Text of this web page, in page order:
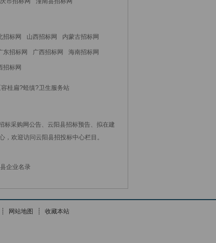
招标网 山西招标网 内蒙古招标网
东招标网 广西招标网 海南招标网
招标网
桂扁?蛏缜?卫生服务站
标采购网公告、云阳县招标预告、拟在建
欢迎访问云阳县招投标中心栏目。
企业名录
┊ 网站地图 ┊ 收藏本站